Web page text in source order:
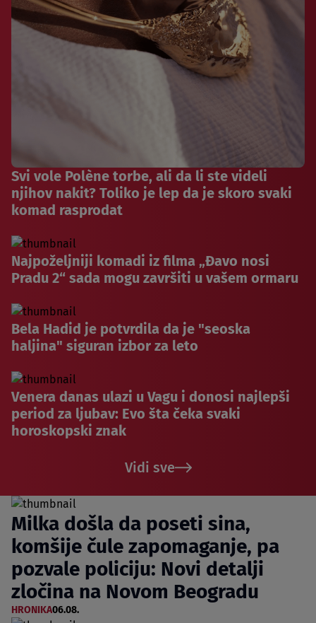
Svi vole Polène torbe, ali da li ste videli
njihov nakit? Toliko je lep da je skoro svaki
komad rasprodat
Najpoželjniji komadi iz filma „Đavo nosi
Pradu 2“ sada mogu završiti u vašem ormaru
Bela Hadid je potvrdila da je "seoska
haljina" siguran izbor za leto
Venera danas ulazi u Vagu i donosi najlepši
period za ljubav: Evo šta čeka svaki
horoskopski znak
Vidi sve
Milka došla da poseti sina,
komšije čule zapomaganje, pa
pozvale policiju: Novi detalji
zločina na Novom Beogradu
HRONIKA06.08.